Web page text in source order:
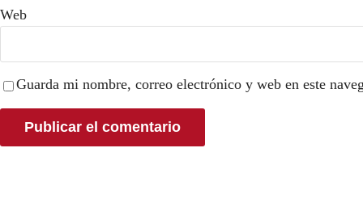
Web
Guarda mi nombre, correo electrónico y web en este